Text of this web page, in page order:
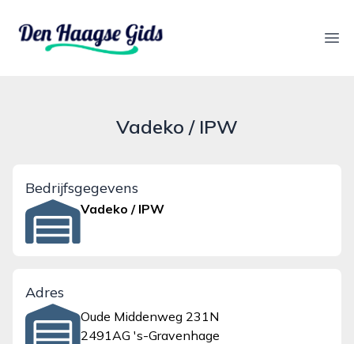
denhaagsegids.nl
Vadeko / IPW
Bedrijfsgegevens
Vadeko / IPW
Adres
Oude Middenweg 231N
2491AG 's-Gravenhage